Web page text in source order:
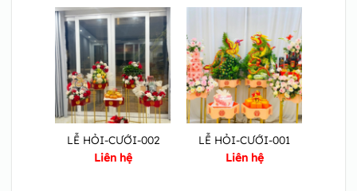
LỄ HỎI-CƯỚI-002
Liên hệ
LỄ HỎI-CƯỚI-001
Liên hệ